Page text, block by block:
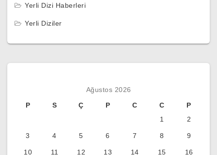
Yerli Dizi Haberleri
Yerli Diziler
Ağustos 2026
P
S Ç P C C
P
1
2
3 4 5 6 7 8 9
10 11 12 13 14 15 16